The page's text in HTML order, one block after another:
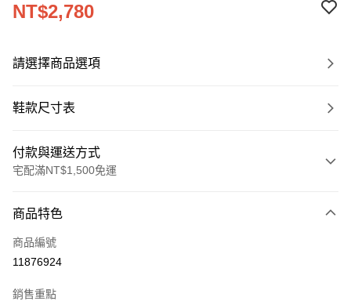
NT$2,780
請選擇商品選項
鞋款尺寸表
付款與運送方式
宅配滿NT$1,500免運
信用卡一次付款
運送方式
黑貓宅急便 (僅限台灣本島，離島恕不配送) 預計2-3個工作天到貨
商品特色
商品編號
11876924
銷售重點